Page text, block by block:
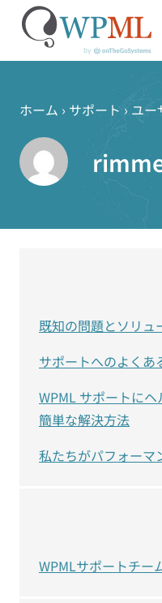
ッ
ホーム › サポート › ユ
既知の問題とソリュ
サポートへのよくあ
WPML サポートに
簡単な解決方法
私たちがパフォーマ
WPMLサポートチー